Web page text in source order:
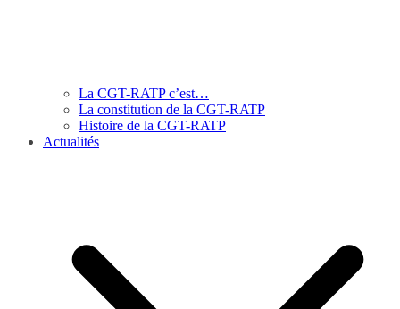
La CGT-RATP c’est…
La constitution de la CGT-RATP
Histoire de la CGT-RATP
Actualités